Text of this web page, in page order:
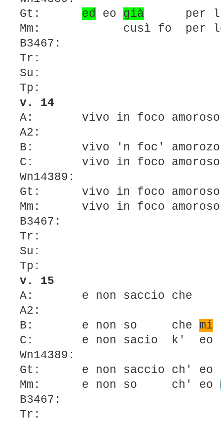
Gt: ed eo già per
Mm: cusì fo per
B3467:
Tr:
Su:
Tp:
v. 14
A: vivo in foco amoroso
A2:
B: vivo 'n foc' amorozo
C: vivo in foco amoroso
Wn14389:
Gt: vivo in foco amoroso
Mm: vivo in foco amoroso
B3467:
Tr:
Su:
Tp:
v. 15
A: e non saccio
A2:
B: e non so che mi
C: e non sacio k'
Wn14389:
Gt: e non saccio ch'
Mm: e non so ch' eo
B3467:
Tr: